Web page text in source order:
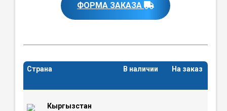
ФОРМА ЗАКАЗА
Страна В наличии На заказ
Кыргызстан